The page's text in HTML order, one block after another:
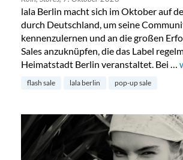
lala Berlin macht sich im Oktober auf
durch Deutschland, um seine
kennenzulernen und an die großen
Sales anzuknüpfen, die das Label
Heimatstadt Berlin veranstaltet. Bei …
flash sale lala berlin pop-up sale